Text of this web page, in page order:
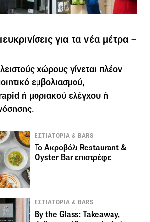
για τα νέα μέτρα –
χώρους γίνεται πλέον
εμβολιασμού,
ή μοριακού ελέγχου ή
ΕΣΤΙΑΤΟΡΙΑ & BARS
To Ακροβόλι Restaurant &
Oyster Bar επιστρέφει
ΕΣΤΙΑΤΟΡΙΑ & BARS
By the Glass: Takeaway,